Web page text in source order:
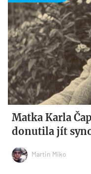
Matka Karla
donutila jít
Martin Miko